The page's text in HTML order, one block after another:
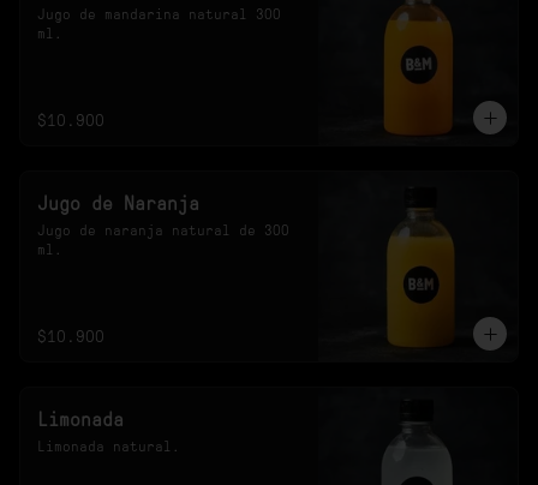
Jugo de mandarina natural 300
ml.
$10.900
Jugo de Naranja
Jugo de naranja natural de 300
ml.
$10.900
Limonada
Limonada natural.